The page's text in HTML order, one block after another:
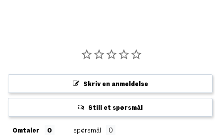
Skriv en anmeldelse
Still et spørsmål
Omtaler spørsmål